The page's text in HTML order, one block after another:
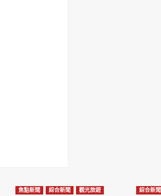
焦點新聞 綜合新聞 觀光旅遊 綜合新聞